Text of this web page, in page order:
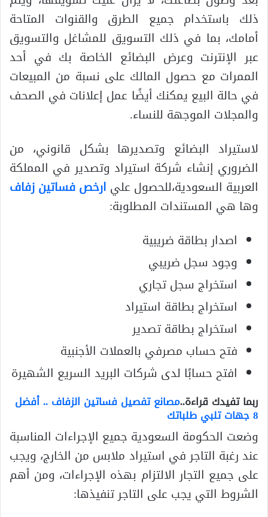
ذلك باستخدام جميع الطرق والقنوات المتاحة
أمامك، بما في ذلك التسويق للمشاغل والتسويق
عبر الإنترنت وعرض البضائع الخاصة بك في أحد
الممرات مع حصول المالك على نسبة من المبيعات
في حالة البيع يمكنك أيضًا عمل إعلانات في الصحف
والمجلات الموجهة للنساء.
لاستيراد البضائع وتصديرها بشكل قانوني، من
الضروري إنشاء شركة استيراد وتصدير في المملكة
العربية السعودية،للحصول علي ارخص فساتين زفاف
وها هي المستندات المطلوبة:
اصدار بطاقة ضريبية
وجود سجل ضريبي
استخراج سجل تجاري
استخراج بطاقة استيراد
استخراج بطاقة تصدير
فتح حساب مصرفي بالعملات الأجنبية
افتح حسابًا لدى شركات البريد السريع الشهيرة
ربما تفيدك قراءة..مصانع تفصيل فساتين الزفاف .. أفضل
8 جهات تلبي طلباتك
وضعت الحكومة السعودية جميع الإجراءات المناسبة
عند رغبة التاجر في استيراد ملابس من الخارج، ويجب
على جميع التجار الالتزام بهذه الإجراءات، ومن أهم
الشروط التي يجب على التاجر تنفيذها: